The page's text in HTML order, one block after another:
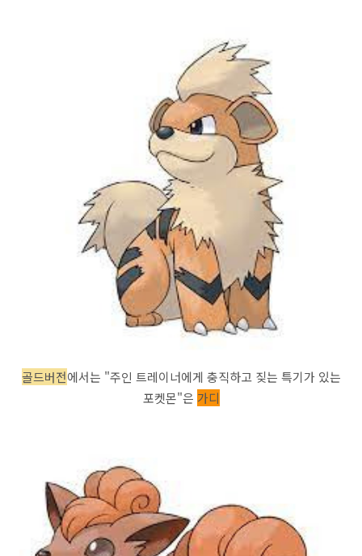
골드버전에서는 "주인 트레이너에게 충직하고 짖는 특기가 있는
포켓몬"은 가디